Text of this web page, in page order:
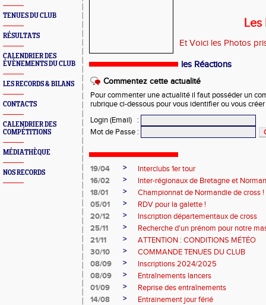
TENUES DU CLUB
RÉSULTATS
CALENDRIER DES
ÉVÈNEMENTS DU CLUB
LES RECORDS & BILANS
CONTACTS
CALENDRIER DES
COMPÉTITIONS
MÉDIATHÈQUE
NOS RECORDS
Les
Et Voici les Photos
les Réactions
Commentez cette actualité
Pour commenter une actualité il faut posséder un
rubrique ci-dessous pour vous identifier ou vous
Login (Email)
:
Mot de Passe :
19/04 >
Interclubs 1er tour
16/02
>
Inter-régionaux de Bretagne et
18/01
>
Championnat de Normandie de cross !
05/01
>
RDV pour la galette !
20/12
>
Inscription départementaux de cross
25/11
>
Recherche d'un prénom pour notre
21/11
>
ATTENTION : CONDITIONS MÉTÉO
30/10
>
COMMANDE TENUES DU CLUB
08/09
>
Inscriptions 2024/2025
08/09
>
Entraînements lancers
01/09
>
Reprise des entraînements
14/08
>
Entrainement jour férié